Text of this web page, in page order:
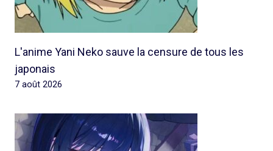
L'anime Yani Neko sauve la censure de tous les
japonais
7 août 2026